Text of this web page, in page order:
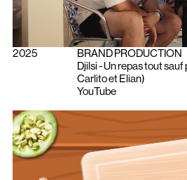
2025
BRAND PRODUCTION
Djilsi - Un repas tout
Carlito et Elian)
YouTube